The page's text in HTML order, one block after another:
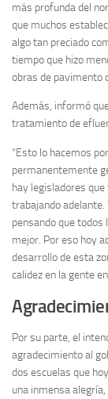
más profunda del
que muchos
algo tan preciado
tiempo que hizo
obras de pavimento
Además, informó
tratamiento de
“Esto lo hacemos
permanentemente
hay legisladores
trabajando
pensando que
mejor. Por eso hoy
desarrollo de esta
calidez en la gente
Por su parte, el
agradecimiento al
dos escuelas que
una inmensa